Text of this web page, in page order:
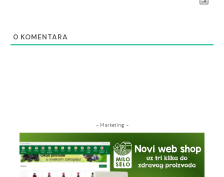
0 KOMENTARA
- Marketing -